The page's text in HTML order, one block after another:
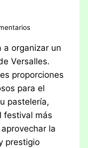
a organizar un
Versalles.
proporciones
para el
pastelería,
festival más
la
prestigio